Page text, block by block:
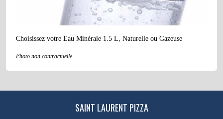
Choisissez votre Eau Minérale 1.5 L, Naturelle ou Gazeuse
Photo non contractuelle...
SAINT LAURENT PIZZA